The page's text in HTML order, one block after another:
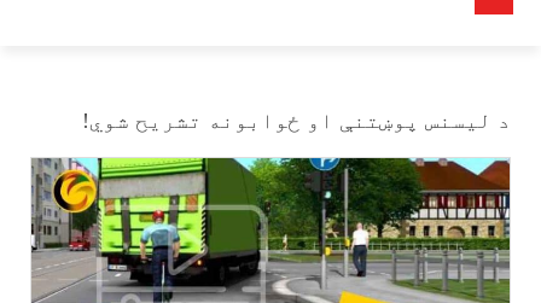
د لیسنس پوښتنې او ځوابونه تشریح شوي!